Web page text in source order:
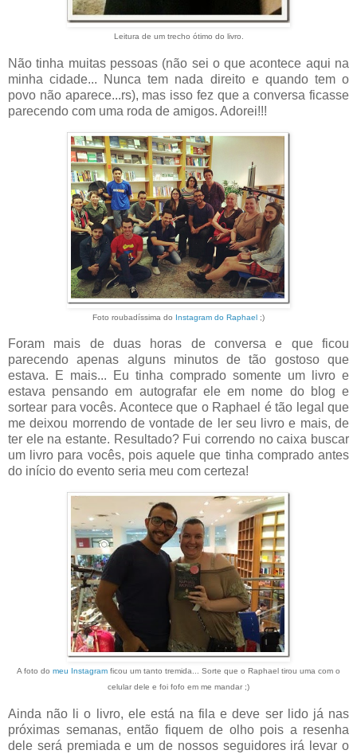
Leitura de um trecho ótimo do livro.
Não tinha muitas pessoas (não sei o que acontece aqui na
minha cidade... Nunca tem nada direito e quando tem o
povo não aparece...rs), mas isso fez que a conversa ficasse
parecendo com uma roda de amigos. Adorei!!!
Foto roubadíssima do Instagram do Raphael ;)
Foram mais de duas horas de conversa e que ficou
parecendo apenas alguns minutos de tão gostoso que
estava. E mais... Eu tinha comprado somente um livro e
estava pensando em autografar ele em nome do blog e
sortear para vocês. Acontece que o Raphael é tão legal que
me deixou morrendo de vontade de ler seu livro e mais, de
ter ele na estante. Resultado? Fui correndo no caixa buscar
um livro para vocês, pois aquele que tinha comprado antes
do início do evento seria meu com certeza!
A foto do meu Instagram ficou um tanto tremida... Sorte que o Raphael tirou uma com o
celular dele e foi fofo em me mandar ;)
Ainda não li o livro, ele está na fila e deve ser lido já nas
próximas semanas, então fiquem de olho pois a resenha
dele será premiada e um de nossos seguidores irá levar o